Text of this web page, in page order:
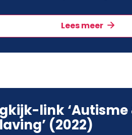
Lees meer
link ‘Autisme
(2022)